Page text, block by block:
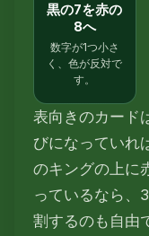
黒の7を赤の
8へ
数字が1つ小さ
く、色が反対で
す。
表向きのカード
びになっていれ
のキングの上に
っているなら、
割するのも自由